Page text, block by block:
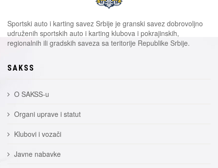
Sportski auto i karting savez Srbije je granski savez dobrovoljno
udruženih sportskih auto i karting klubova i pokrajinskih,
regionalnih ili gradskih saveza sa teritorije Republike Srbije.
SAKSS
O SAKSS-u
Organi uprave i statut
Klubovi i vozači
Javne nabavke